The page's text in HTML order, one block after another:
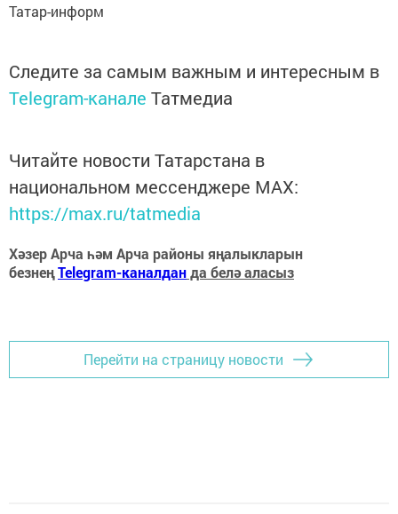
Татар-информ
Следите за самым важным и интересным в
Telegram-канале Татмедиа
Читайте новости Татарстана в
национальном мессенджере MАХ:
https://max.ru/tatmedia
Хәзер Арча һәм Арча районы яңалыкларын
безнеңTelegram-каналданда белә аласыз
Перейти на страницу новости